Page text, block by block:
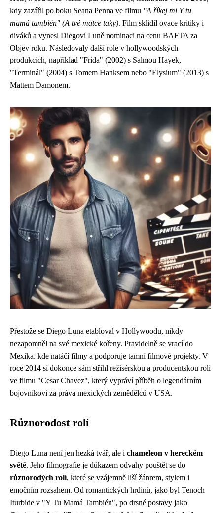
kdy zazářil po boku Seana Penna ve filmu "A říkej mi Y tu
mamá también" (A tvé matce taky). Film sklidil ovace kritiky i
diváků a vynesl Diegovi Luně nominaci na cenu BAFTA za
Objev roku. Následovaly další role v hollywoodských
produkcích, například "Frida" (2002) s Salmou Hayek,
"Terminál" (2004) s Tomem Hanksem nebo "Elysium" (2013) s
Mattem Damonem.
Přestože se Diego Luna etabloval v Hollywoodu, nikdy
nezapomněl na své mexické kořeny. Pravidelně se vrací do
Mexika, kde natáčí filmy a podporuje tamní filmové projekty. V
roce 2014 si dokonce sám střihl režisérskou a producentskou roli
ve filmu "Cesar Chavez", který vypráví příběh o legendárním
bojovníkovi za práva mexických zemědělců v USA.
Různorodost rolí
Diego Luna není jen hezká tvář, ale i chameleon v hereckém
světě. Jeho filmografie je důkazem odvahy pouštět se do
různorodých rolí, které se vzájemně liší žánrem, stylem i
emočním rozsahem. Od romantických hrdinů, jako byl Tenoch
Iturbide v "Y Tu Mamá También", po drsné postavy jako